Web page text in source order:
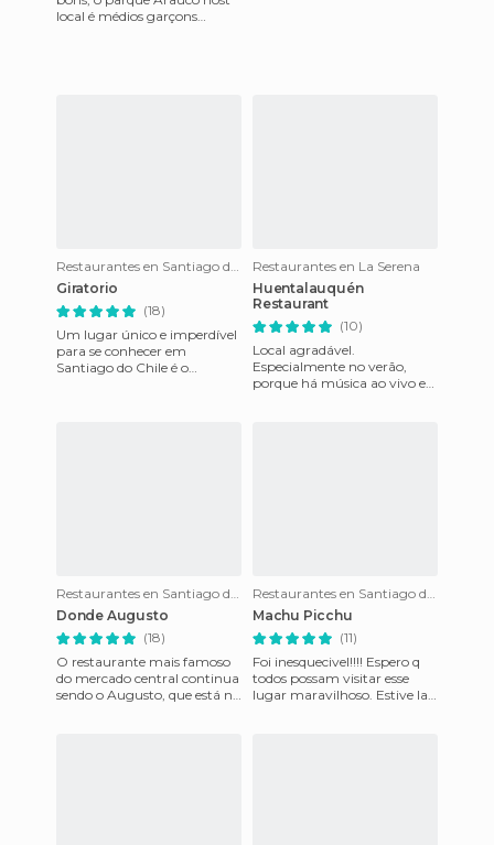
local é médios garçons
Restaurantes en Santiago do Chile
Giratorio
(18)
Um lugar único e imperdível
para se conhecer em
Santiago do Chile é o
Restaurantes en La Serena
Huentalauquén
Restaurant
(10)
Local agradável.
Especialmente no verão,
porque há música ao vivo e
Restaurantes en Santiago do Chile
Donde Augusto
(18)
O restaurante mais famoso
do mercado central continua
sendo o Augusto, que está no
Restaurantes en Santiago do Chile
Machu Picchu
(11)
Foi inesquecivel!!!! Espero q
todos possam visitar esse
lugar maravilhoso. Estive la